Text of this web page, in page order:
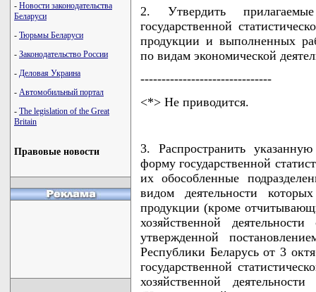
- Новости законодательства
Беларуси
- Тюрьмы Беларуси
- Законодательство России
- Деловая Украина
- Автомобильный портал
- The legislation of the Great
Britain
Правовые новости
2. Утвердить
государственной
продукции и выполненных
по видам экономической
-------------------------------
<*> Не приводится.
3. Распространить
форму государственной
их обособленные
видом деятельности
продукции (кроме
хозяйственной
утвержденной
Республики Беларусь от 3
государственной
хозяйственной